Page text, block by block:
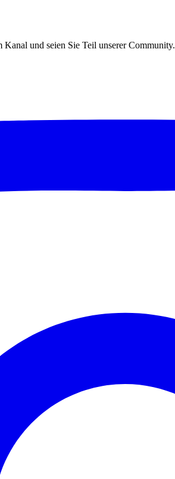
und seien Sie Teil unserer Community.